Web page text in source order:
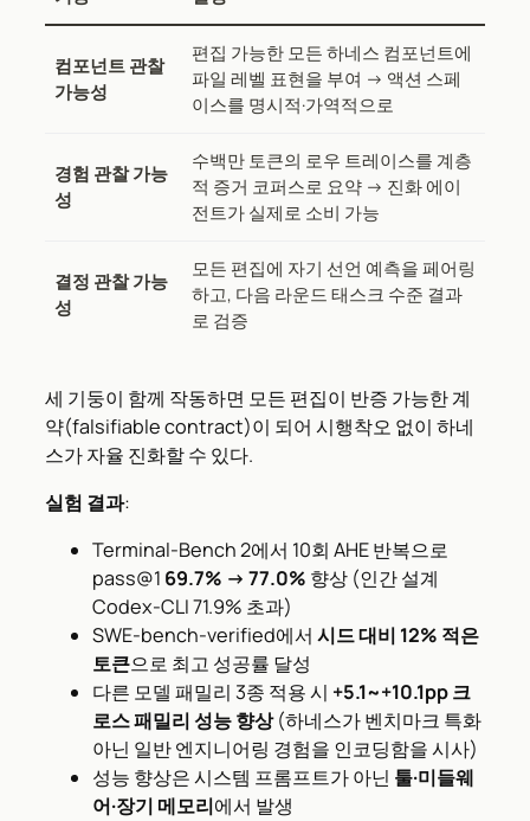
컴포넌트 관찰
가능성
편집 가능한 모든 하네스 컴포넌트에
파일 레벨 표현을 부여 → 액션 스페
이스를 명시적·가역적으로
경험 관찰 가능
성
수백만 토큰의 로우 트레이스를 계층
적 증거 코퍼스로 요약 → 진화 에이
전트가 실제로 소비 가능
결정 관찰 가능
성
모든 편집에 자기 선언 예측을 페어링
하고, 다음 라운드 태스크 수준 결과
로 검증
세 기둥이 함께 작동하면 모든 편집이 반증 가능한 계
약(falsifiable contract)이 되어 시행착오 없이 하네
스가 자율 진화할 수 있다.
실험 결과:
Terminal-Bench 2에서 10회 AHE 반복으로
pass@1 69.7% → 77.0% 향상 (인간 설계
Codex-CLI 71.9% 초과)
SWE-bench-verified에서 시드 대비 12% 적은
토큰으로 최고 성공률 달성
다른 모델 패밀리 3종 적용 시 +5.1~+10.1pp 크
로스 패밀리 성능 향상(하네스가 벤치마크 특화
아닌 일반 엔지니어링 경험을 인코딩함을 시사)
성능 향상은 시스템 프롬프트가 아닌 툴·미들웨
어·장기 메모리에서 발생